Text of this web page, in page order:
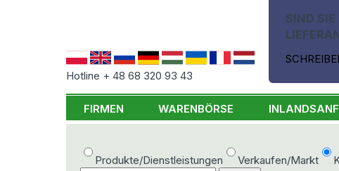
Hotline + 48 68 320 93 43
SIND SIE
FIRMEN WARENBÖRSE
Produkte/Dienstleistungen Verkaufen/Markt